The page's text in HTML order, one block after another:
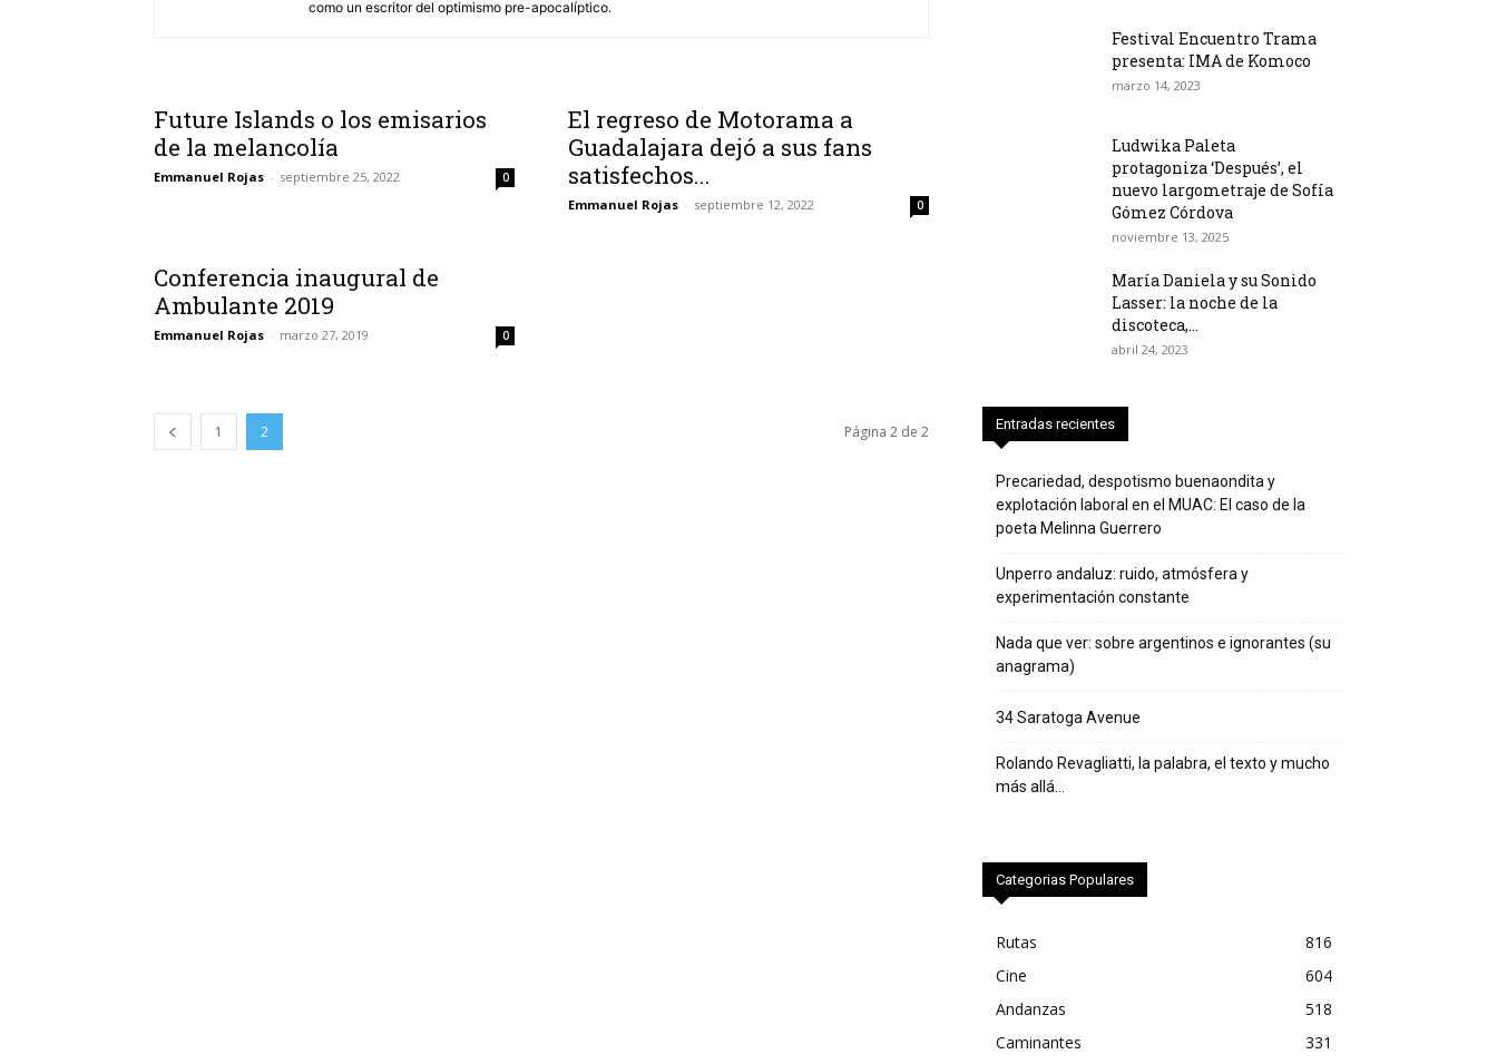
como un escritor del optimismo pre-apocalíptico.
Future Islands o los emisarios
de la melancolía
Emmanuel Rojas - septiembre 25, 2022 0
El regreso de Motorama a
Guadalajara dejó a sus fans
satisfechos...
Emmanuel Rojas - septiembre 12, 2022 0
Conferencia inaugural de
Ambulante 2019
Emmanuel Rojas - marzo 27, 2019 0
1 2 Página 2 de 2
Festival Encuentro Trama
presenta: IMA de Komoco
marzo 14, 2023
Ludwika Paleta
protagoniza ‘Después’, el
nuevo largometraje de Sofía
Gómez Córdova
noviembre 13, 2025
María Daniela y su Sonido
Lasser: la noche de la
discoteca,...
abril 24, 2023
Entradas recientes
Precariedad, despotismo buenaondita y
explotación laboral en el MUAC: El caso de la
poeta Melinna Guerrero
Unperro andaluz: ruido, atmósfera y
experimentación constante
Nada que ver: sobre argentinos e ignorantes (su
anagrama)
34 Saratoga Avenue
Rolando Revagliatti, la palabra, el texto y mucho
más allá…
Categorias Populares
Rutas
816
Cine
604
Andanzas
518
Caminantes
331